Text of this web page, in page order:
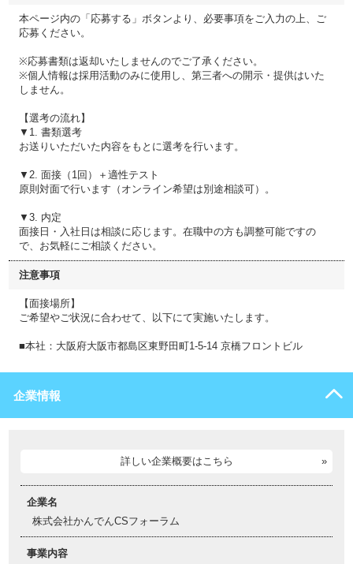
本ページ内の「応募する」ボタンより、必要事項をご入力の上、ご
応募ください。
※応募書類は返却いたしませんのでご了承ください。
※個人情報は採用活動のみに使用し、第三者への開示・提供はいた
しません。
【選考の流れ】
▼1. 書類選考
お送りいただいた内容をもとに選考を行います。
▼2. 面接（1回）＋適性テスト
原則対面で行います（オンライン希望は別途相談可）。
▼3. 内定
面接日・入社日は相談に応じます。在職中の方も調整可能ですの
で、お気軽にご相談ください。
注意事項
【面接場所】
ご希望やご状況に合わせて、以下にて実施いたします。
■本社：大阪府大阪市都島区東野田町1-5-14 京橋フロントビル
企業情報
詳しい企業概要はこちら
企業名
株式会社かんでんCSフォーラム
事業内容